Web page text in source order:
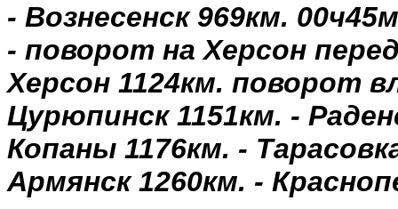
- Вознесенск 969км. 00ч45м
- поворот на Херсон
Херсон 1124км. поворот
Цурюпинск 1151км. -
Копаны 1176км. -
Армянск 1260км. -